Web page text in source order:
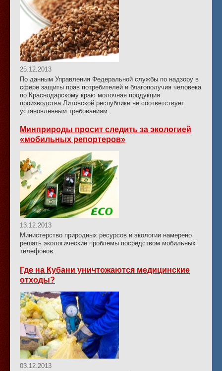
25.12.2013
По данным Управления Федеральной службы по надзору в
сфере защиты прав потребителей и благополучия человека
по Краснодарскому краю молочная продукция
производства Литовской республики не соответствует
установленным требованиям.
Минприроды просит следить за экологией
«мобильных репортеров»
13.12.2013
Министерство природных ресурсов и экологии намерено
решать экологические проблемы посредством мобильных
телефонов.
Где на Кубани уничтожаются медицинские
отходы?
03.12.2013